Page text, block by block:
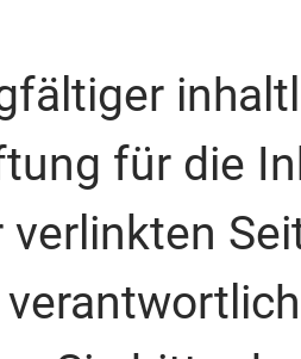
für die
verlinkten